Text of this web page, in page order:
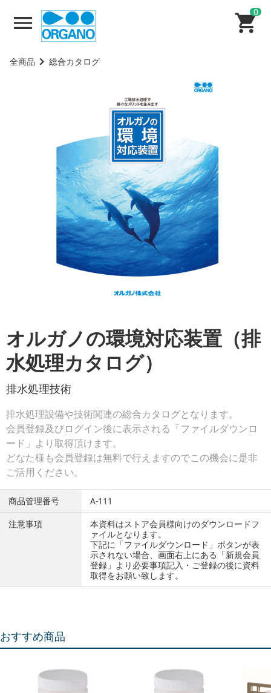
0
全商品 総合カタログ
オルガノの環境対応装置（排
水処理カタログ）
排水処理技術
排水処理設備や技術関連の総合カタログとなります。
会員登録及びログイン後に表示される「ファイルダウンロ
ード」より取得頂けます。
どなた様も会員登録は無料で行えますのでこの機会に是非
ご活用ください。
商品管理番号
A-111
注意事項
本資料はストア会員様向けのダウンロードフ
ァイルとなります。
下記に「ファイルダウンロード」ボタンが表
示されない場合、画面右上にある「新規会員
登録」より必要事項記入・ご登録の後に資料
取得をお願い致します。
おすすめ商品